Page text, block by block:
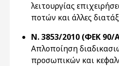
λειτουργίας
ποτών και άλλες
Ν. 3853/2010 (ΦΕΚ 90/
Απλοποίηση
προσωπικών και